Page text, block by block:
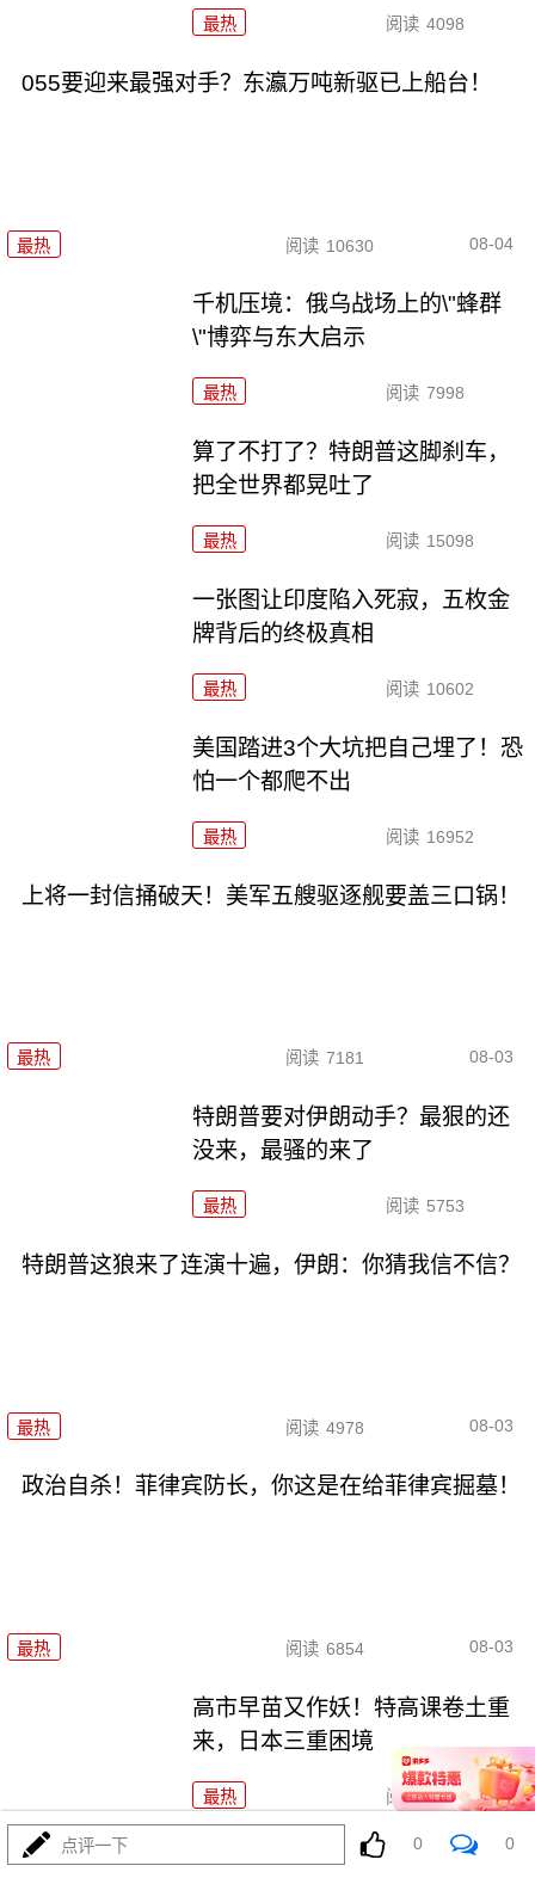
最热 阅读 4098
055要迎来最强对手？东瀛万吨新驱已上船台！
最热 阅读 10630 08-04
千机压境：俄乌战场上的\"蜂群
\"博弈与东大启示
最热 阅读 7998
算了不打了？特朗普这脚刹车，
把全世界都晃吐了
最热 阅读 15098
一张图让印度陷入死寂，五枚金
牌背后的终极真相
最热 阅读 10602
美国踏进3个大坑把自己埋了！恐
怕一个都爬不出
最热 阅读 16952
上将一封信捅破天！美军五艘驱逐舰要盖三口锅！
最热 阅读 7181 08-03
特朗普要对伊朗动手？最狠的还
没来，最骚的来了
最热 阅读 5753
特朗普这狼来了连演十遍，伊朗：你猜我信不信？
最热 阅读 4978 08-03
政治自杀！菲律宾防长，你这是在给菲律宾掘墓！
最热 阅读 6854 08-03
高市早苗又作妖！特高课卷土重
来，日本三重困境
最热 阅读 4374
央视：空警600横空出世，美航母
点评一下 0 0